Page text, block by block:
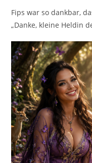
Fips war so dankbar,
„Danke, kleine Heldin